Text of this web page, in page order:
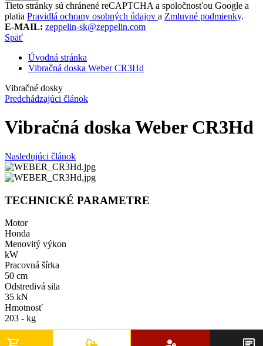
Tieto stránky sú chránené reCAPTCHA a spoločnosťou Google a
platia Pravidlá ochrany osobných údajov a Zmluvné podmienky.
E-MAIL: zeppelin-sk@zeppelin.com
Späť
Úvodná stránka
Vibračná doska Weber CR3Hd
Vibračné dosky
Predchádzajúci článok
Vibračná doska Weber CR3Hd
Nasledujúci článok
TECHNICKÉ PARAMETRE
Motor
Honda
Menovitý výkon
kW
Pracovná šírka
50 cm
Odstredivá sila
35 kN
Hmotnosť
203 - kg